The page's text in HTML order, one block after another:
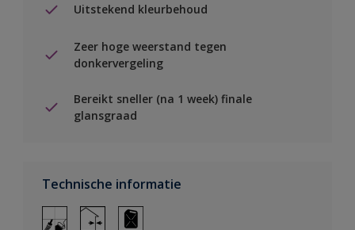
Uitstekend kleurbehoud
Zeer hoge weerstand tegen
donkervergeling
Bereikt sneller (na 1 week) finale
glansgraad
Technische informatie